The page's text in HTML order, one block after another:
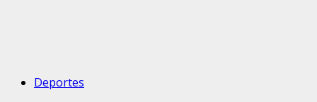
Deportes